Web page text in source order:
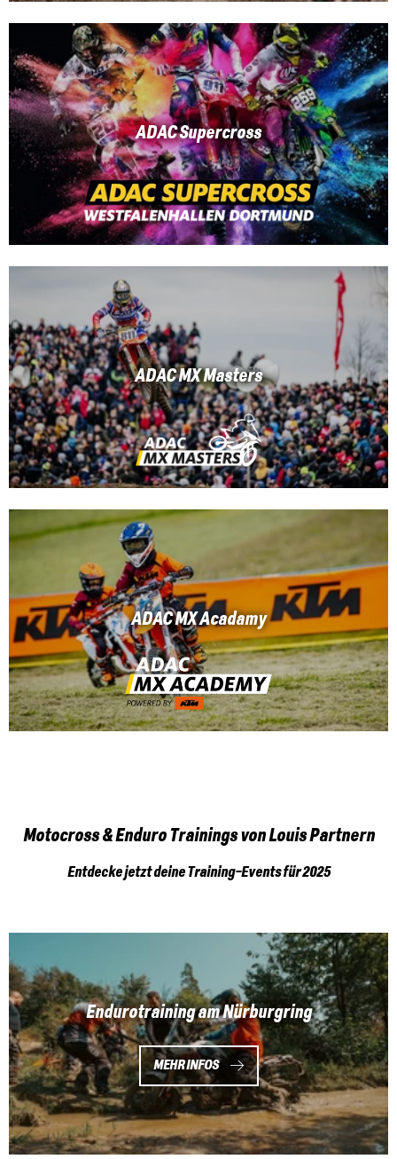
ADAC Supercross
ADAC MX Masters
ADAC MX Acadamy
Motocross & Enduro Trainings von Louis Partnern
Entdecke jetzt deine Training-Events für 2025
Endurotraining am Nürburgring
MEHR INFOS